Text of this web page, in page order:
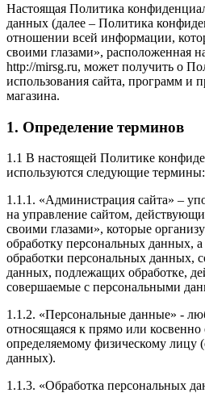
Настоящая Политика
данных (далее – Политика
отношении всей информации,
своими глазами», расположенная
http://mirsg.ru, может получить о
использования сайта, программ и
магазина.
1. Определение терминов
1.1 В настоящей Политике
используются следующие термины:
1.1.1. «Администрация сайта» –
на управление сайтом,
своими глазами», которые
обработку персональных данных, а
обработки персональных данных,
данных, подлежащих обработке,
совершаемые с персональными
1.1.2. «Персональные данные» -
относящаяся к прямо или
определяемому физическому лицу
данных).
1.1.3. «Обработка персональных